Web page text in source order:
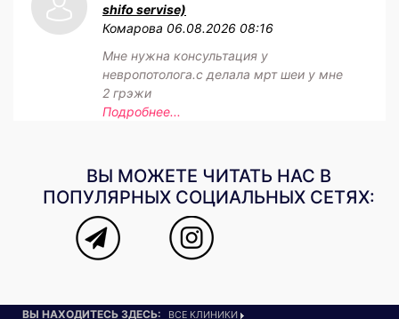
shifo servise)
Комарова 06.08.2026 08:16
Мне нужна консультация у
невропотолога.с делала мрт шеи у мне
2 грэжи
Подробнее...
ВЫ МОЖЕТЕ ЧИТАТЬ НАС В
ПОПУЛЯРНЫХ СОЦИАЛЬНЫХ СЕТЯХ:
ВЫ НАХОДИТЕСЬ ЗДЕСЬ:
ВСЕ КЛИНИКИ